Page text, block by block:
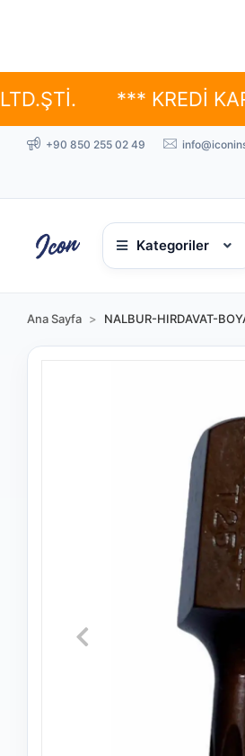
*** KREDİ
+90 850 255 02 49
Kategoriler
Ana Sayfa NALBUR-HIRDAVAT-